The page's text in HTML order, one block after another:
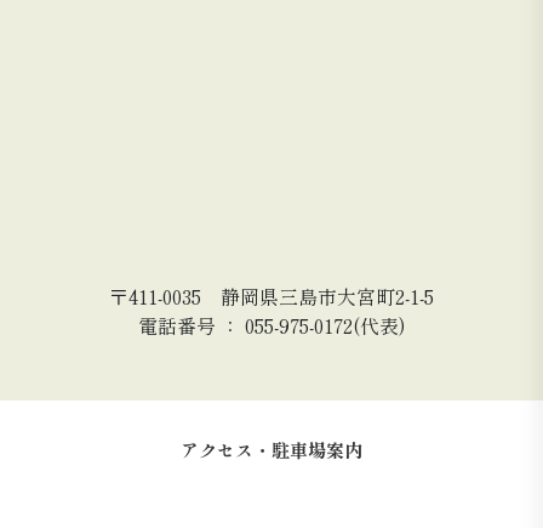
〒411-0035 静岡県三島市大宮町2-1-5
電話番号 ： 055-975-0172(代表)
アクセス・駐車場案内